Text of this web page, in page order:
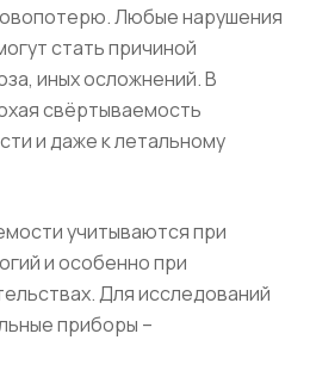
Любые нарушения
стать причиной
иных осложнений. В
свёртываемость
и даже к летальному
учитываются при
и особенно при
Для исследований
приборы –